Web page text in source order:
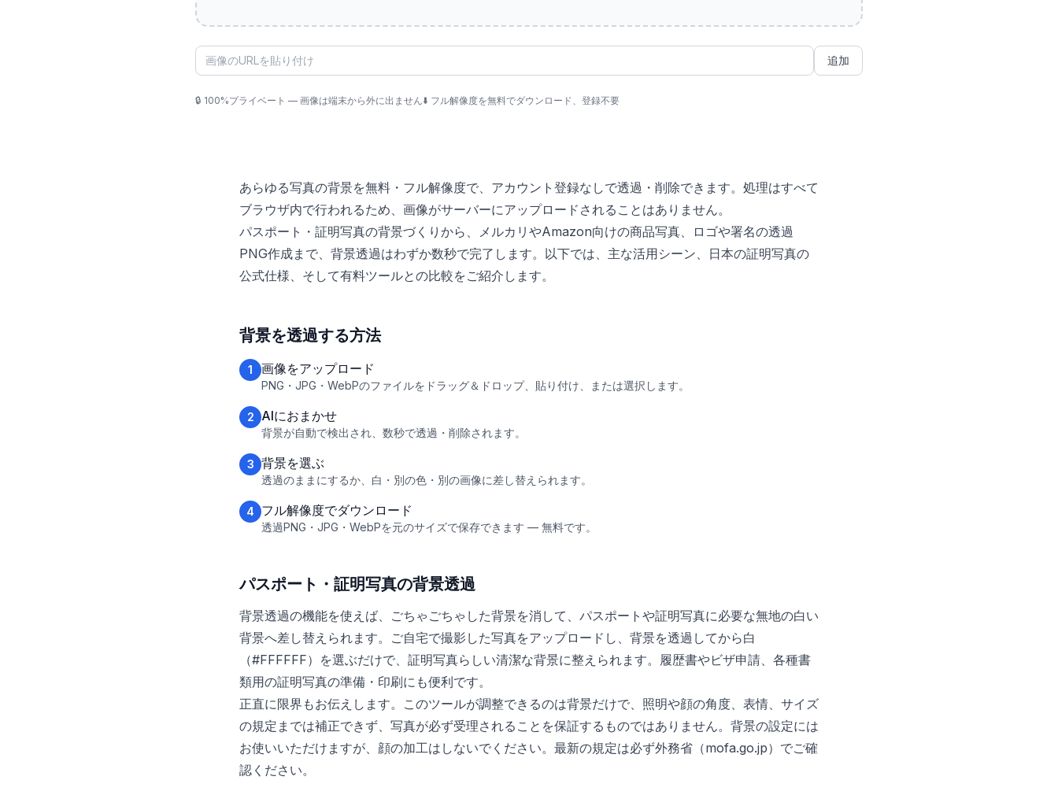
追加
🔒 100%プライベート — 画像は端末から外に出ません⬇️ フル解像度を無料でダウンロード、登録不要
あらゆる写真の背景を無料・フル解像度で、アカウント登録なしで透過・削除できます。処理はすべて
ブラウザ内で行われるため、画像がサーバーにアップロードされることはありません。
パスポート・証明写真の背景づくりから、メルカリやAmazon向けの商品写真、ロゴや署名の透過
PNG作成まで、背景透過はわずか数秒で完了します。以下では、主な活用シーン、日本の証明写真の
公式仕様、そして有料ツールとの比較をご紹介します。
背景を透過する方法
1 画像をアップロード
PNG・JPG・WebPのファイルをドラッグ＆ドロップ、貼り付け、または選択します。
2 AIにおまかせ
背景が自動で検出され、数秒で透過・削除されます。
3 背景を選ぶ
透過のままにするか、白・別の色・別の画像に差し替えられます。
4 フル解像度でダウンロード
透過PNG・JPG・WebPを元のサイズで保存できます — 無料です。
パスポート・証明写真の背景透過
背景透過の機能を使えば、ごちゃごちゃした背景を消して、パスポートや証明写真に必要な無地の白い
背景へ差し替えられます。ご自宅で撮影した写真をアップロードし、背景を透過してから白
（#FFFFFF）を選ぶだけで、証明写真らしい清潔な背景に整えられます。履歴書やビザ申請、各種書
類用の証明写真の準備・印刷にも便利です。
正直に限界もお伝えします。このツールが調整できるのは背景だけで、照明や顔の角度、表情、サイズ
の規定までは補正できず、写真が必ず受理されることを保証するものではありません。背景の設定には
お使いいただけますが、顔の加工はしないでください。最新の規定は必ず外務省（mofa.go.jp）でご確
認ください。